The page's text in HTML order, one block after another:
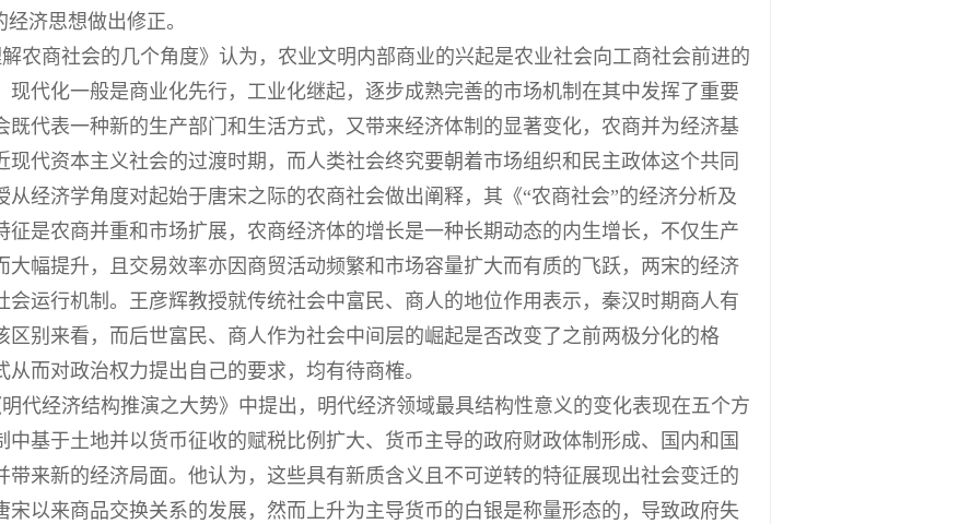
济思想做出修正。
农商社会的几个角度》认为，农业文明内部商业的兴起是农业社会向工商社会前进的
现代化一般是商业化先行，工业化继起，逐步成熟完善的市场机制在其中发挥了重要
既代表一种新的生产部门和生活方式，又带来经济体制的显著变化，农商并为经济基
代资本主义社会的过渡时期，而人类社会终究要朝着市场组织和民主政体这个共同
经济学角度对起始于唐宋之际的农商社会做出阐释，其《“农商社会”的经济分析及
征是农商并重和市场扩展，农商经济体的增长是一种长期动态的内生增长，不仅生产
大幅提升，且交易效率亦因商贸活动频繁和市场容量扩大而有质的飞跃，两宋的经济
运行机制。王彦辉教授就传统社会中富民、商人的地位作用表示，秦汉时期商人有
区别来看，而后世富民、商人作为社会中间层的崛起是否改变了之前两极分化的格
而对政治权力提出自己的要求，均有待商榷。
代经济结构推演之大势》中提出，明代经济领域最具结构性意义的变化表现在五个方
中基于土地并以货币征收的赋税比例扩大、货币主导的政府财政体制形成、国内和国
带来新的经济局面。他认为，这些具有新质含义且不可逆转的特征展现出社会变迁的
以来商品交换关系的发展，然而上升为主导货币的白银是称量形态的，导致政府失